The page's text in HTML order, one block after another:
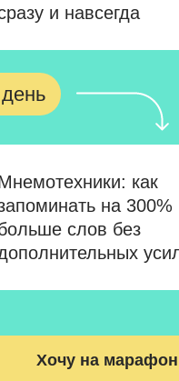
и навсегда
как
на 300%
слов без
Хочу на марафон